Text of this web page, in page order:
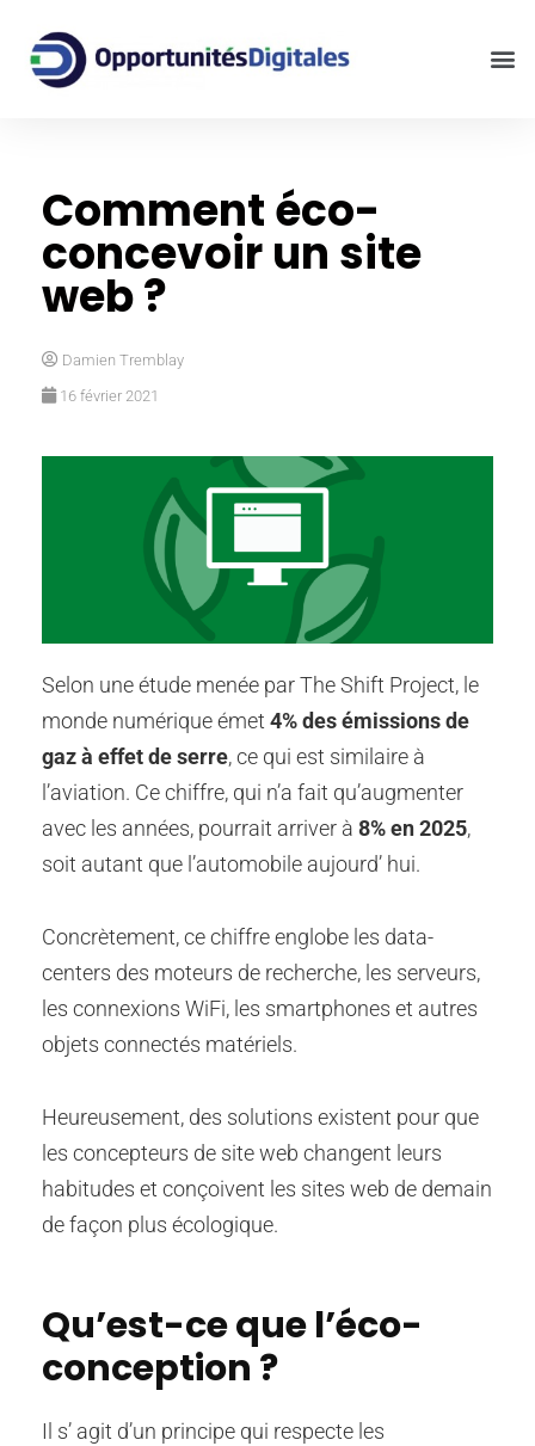
Comment éco-
concevoir un site
web ?
Damien Tremblay
16 février 2021
Selon une étude menée par The Shift Project, le
monde numérique émet 4% des émissions de
gaz à effet de serre, ce qui est similaire à
l’aviation. Ce chiffre, qui n’a fait qu’augmenter
avec les années, pourrait arriver à 8% en 2025,
soit autant que l’automobile aujourd’ hui.
Concrètement, ce chiffre englobe les data-
centers des moteurs de recherche, les serveurs,
les connexions WiFi, les smartphones et autres
objets connectés matériels.
Heureusement, des solutions existent pour que
les concepteurs de site web changent leurs
habitudes et conçoivent les sites web de demain
de façon plus écologique.
Qu’est-ce que l’éco-
conception ?
Il s’ agit d’un principe qui respecte les